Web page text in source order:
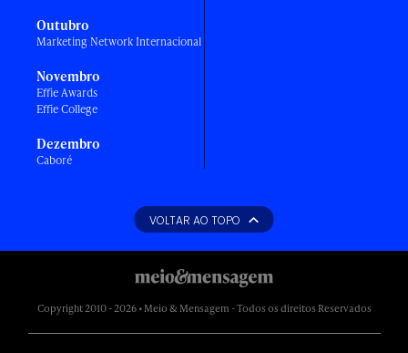
Outubro
Marketing Network Internacional
Novembro
Effie Awards
Effie College
Dezembro
Caboré
VOLTAR AO TOPO
Copyright 2010 - 2026 • Meio & Mensagem - Todos os direitos Reservados